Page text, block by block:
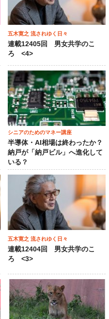
五木寛之 流されゆく日々
連載12405回 男女共学のこ
ろ <4>
シニアのためのマネー講座
半導体・AI相場は終わったか？
納戸が「納戸ビル」へ進化して
いる？
五木寛之 流されゆく日々
連載12404回 男女共学のこ
ろ <3>